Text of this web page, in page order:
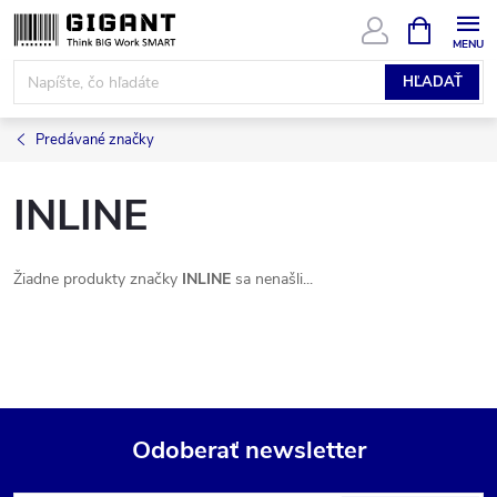
Prejsť
na
obsah
HĽADAŤ
KOŠÍK
Predávané značky
INLINE
Žiadne produkty značky INLINE sa nenašli...
Odoberať newsletter